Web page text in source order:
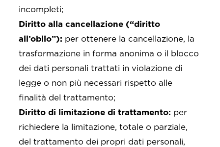
incompleti;
Diritto alla cancellazione (“diritto
all’oblio”): per ottenere la cancellazione, la
trasformazione in forma anonima o il blocco
dei dati personali trattati in violazione di
legge o non più necessari rispetto alle
finalità del trattamento;
Diritto di limitazione di trattamento: per
richiedere la limitazione, totale o parziale,
del trattamento dei propri dati personali,